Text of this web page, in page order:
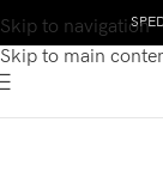
Skip to navigation
Skip to main